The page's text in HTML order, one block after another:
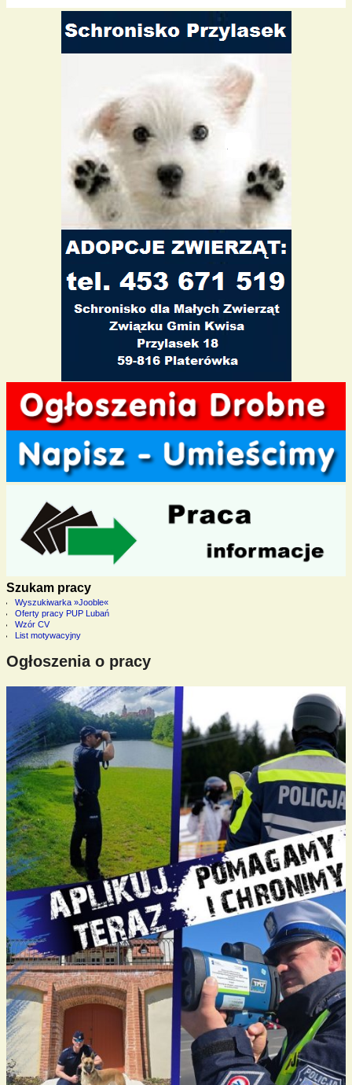
Szukam pracy
Wyszukiwarka »Jooble«
Oferty pracy PUP Lubań
Wzór CV
List motywacyjny
Ogłoszenia o pracy